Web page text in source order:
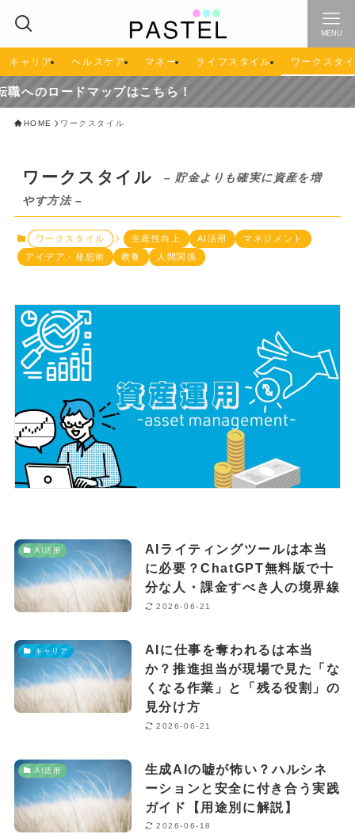
MENU
キャリア ヘルスケア マネー ライフスタイル ワークスタ
のロードマップはこちら！
HOME ワークスタイル
ワークスタイル
– 貯金よりも確実に資産を増
やす方法 –
ワークスタイル 生産性向上 AI活用
マネジメント
アイデア・発想術
教養 人間関係
AI活用
AIライティングツールは本当
に必要？ChatGPT無料版で十
分な人・課金すべき人の境界線
2026-06-21
キャリア
AIに仕事を奪われるは本当
か？推進担当が現場で見た「な
くなる作業」と「残る役割」の
見分け方
2026-06-21
AI活用
生成AIの嘘が怖い？ハルシネ
ーションと安全に付き合う実践
ガイド【用途別に解説】
2026-06-18